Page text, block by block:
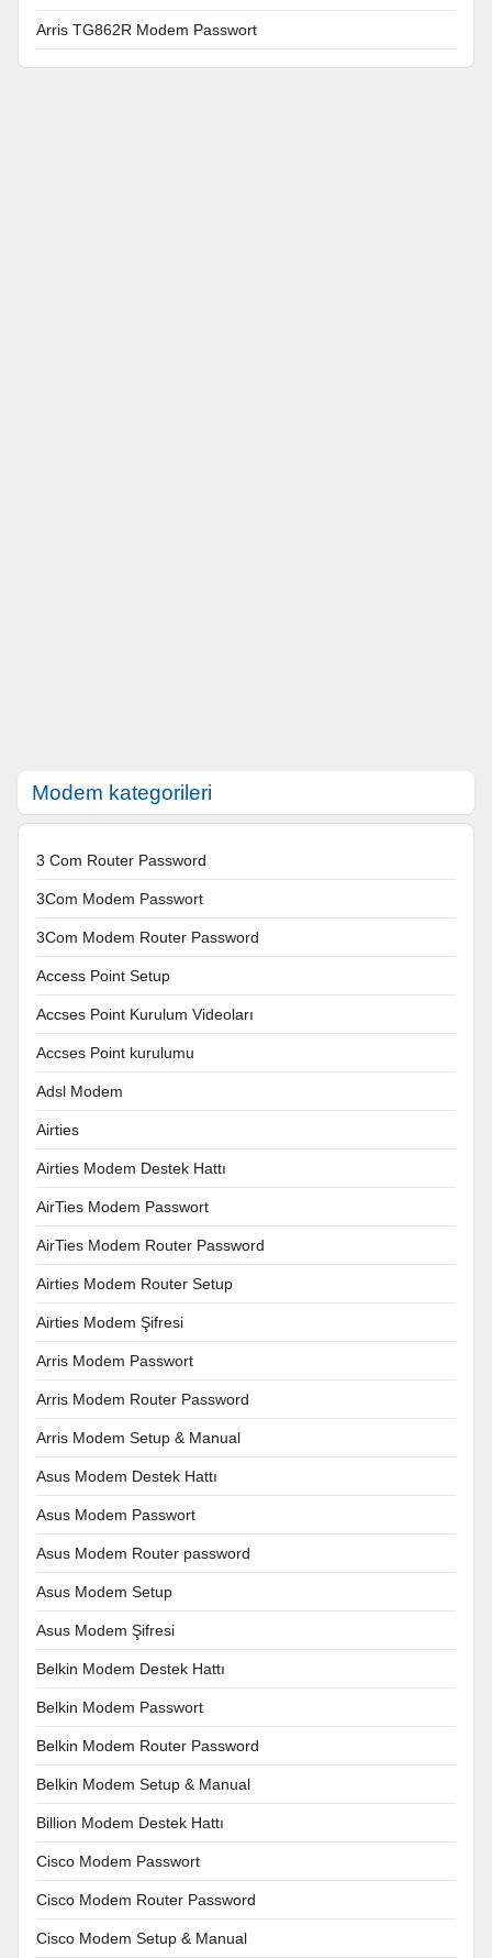
Arris TG862R Modem Passwort
Modem kategorileri
3 Com Router Password
3Com Modem Passwort
3Com Modem Router Password
Access Point Setup
Accses Point Kurulum Videoları
Accses Point kurulumu
Adsl Modem
Airties
Airties Modem Destek Hattı
AirTies Modem Passwort
AirTies Modem Router Password
Airties Modem Router Setup
Airties Modem Şifresi
Arris Modem Passwort
Arris Modem Router Password
Arris Modem Setup & Manual
Asus Modem Destek Hattı
Asus Modem Passwort
Asus Modem Router password
Asus Modem Setup
Asus Modem Şifresi
Belkin Modem Destek Hattı
Belkin Modem Passwort
Belkin Modem Router Password
Belkin Modem Setup & Manual
Billion Modem Destek Hattı
Cisco Modem Passwort
Cisco Modem Router Password
Cisco Modem Setup & Manual